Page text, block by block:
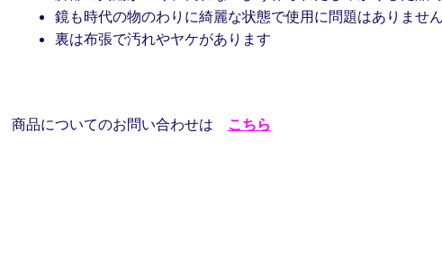
鏡も時代の物のわりに綺麗な状態で使用に問題はありませ
裏は布張で汚れやヤケがあります
商品についてのお問い合わせは こちら